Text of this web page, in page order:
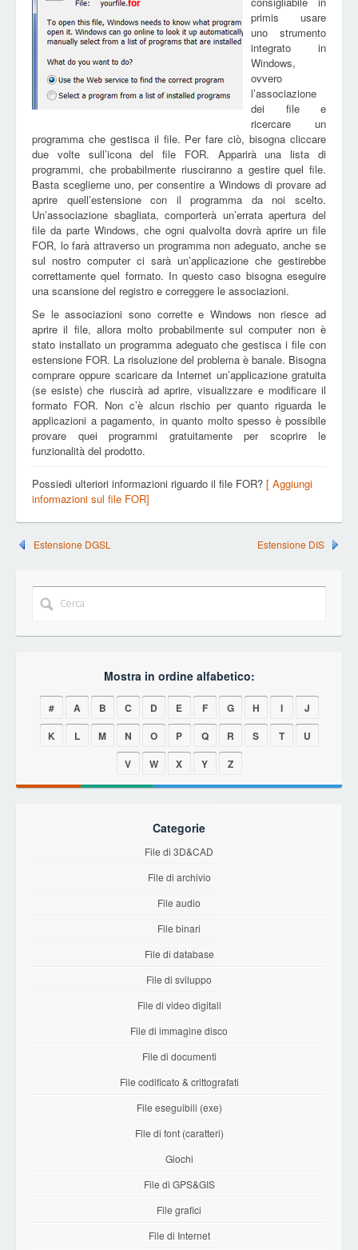
primis usare
uno strumento
integrato in
Windows,
ovvero
l’associazione
dei file e
ricercare un
programma che gestisca il file. Per fare ciò, bisogna cliccare
due volte sull’icona del file FOR. Apparirà una lista di
programmi, che probabilmente riusciranno a gestire quel file.
Basta sceglierne uno, per consentire a Windows di provare ad
aprire quell’estensione con il programma da noi scelto.
Un’associazione sbagliata, comporterà un’errata apertura del
file da parte Windows, che ogni qualvolta dovrà aprire un file
FOR, lo farà attraverso un programma non adeguato, anche se
sul nostro computer ci sarà un’applicazione che gestirebbe
correttamente quel formato. In questo caso bisogna eseguire
una scansione del registro e correggere le associazioni.
Se le associazioni sono corrette e Windows non riesce ad
aprire il file, allora molto probabilmente sul computer non è
stato installato un programma adeguato che gestisca i file con
estensione FOR. La risoluzione del problema è banale. Bisogna
comprare oppure scaricare da Internet un’applicazione gratuita
(se esiste) che riuscirà ad aprire, visualizzare e modificare il
formato FOR. Non c’è alcun rischio per quanto riguarda le
applicazioni a pagamento, in quanto molto spesso è possibile
provare quei programmi gratuitamente per scoprire le
funzionalità del prodotto.
Possiedi ulteriori informazioni riguardo il file FOR? [ Aggiungi
informazioni sul file FOR]
Estensione DGSL Estensione DIS
Mostra in ordine alfabetico:
# A B C D E F G H I
J
K
L M N O P Q R S T
U
V
W X Y Z
Categorie
File di 3D&CAD
File di archivio
File audio
File binari
File di database
File di sviluppo
File di video digitali
File di immagine disco
File di documenti
File codificato & crittografati
File eseguibili (exe)
File di font (caratteri)
Giochi
File di GPS&GIS
File grafici
File di Internet